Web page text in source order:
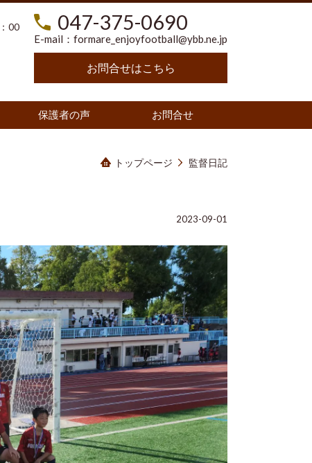
00
047-375-0690
E-mail： formare_enjoyfootball@ybb.ne.jp
お問合せはこちら
保護者の声 お問合せ
トップページ 監督日記
2023-09-01